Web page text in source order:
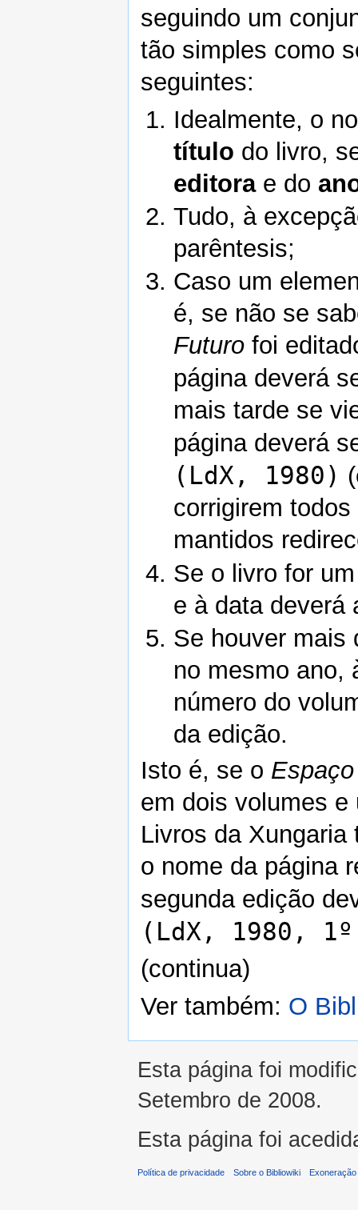
seguindo um
tão simples como
seguintes:
Idealmente, o
título do livro,
editorae do
Tudo, à
parêntesis;
Caso um
é, se não se
Futurofoi
página deverá
mais tarde se
página deverá
(LdX, 1980)
corrigirem
mantidos
Se o livro for
e à data deverá
Se houver mais
no mesmo ano,
número do
da edição.
Isto é, se o
em dois volumes e
Livros da
o nome da página
segunda edição
(LdX, 1980,
(continua)
Ver também: O
Esta página foi
Setembro de 2008.
Esta página foi
Política de privacidade Sobre o Bibliowiki